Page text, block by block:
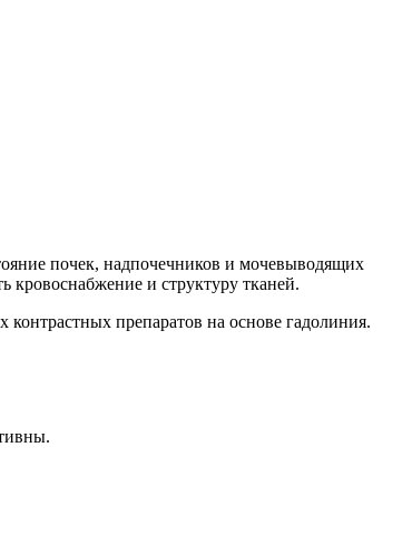
почек, надпочечников и мочевыводящих
кровоснабжение и структуру тканей.
препаратов на основе гадолиния.